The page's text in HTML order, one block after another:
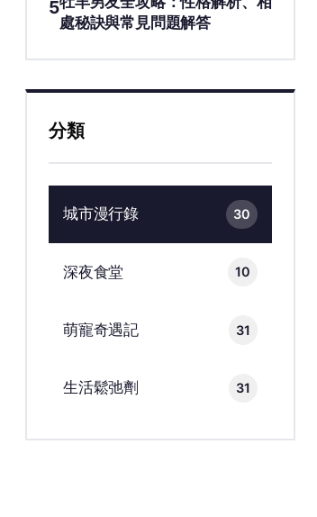
5
處秘訣與常見問題解答
分類
城市漫行錄 30
深夜食堂 10
萌寵奇遇記 31
生活鬆弛劑 31